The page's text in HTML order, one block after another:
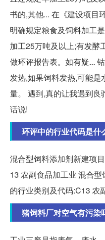
书的,其他... 在《建设项目
明确规定粮食及饲料加工
加工25万吨及以上;有发酵
做环评报告表。如有疑...
发热,如果饲料发热,可能
量。 遇到,真的让我遇到
话说!
环评中的行业代码是什
混合型饲料添加剂新建项
13 农副食品加工业 混合
的行业类别及代码:C13 农
猪饲料厂对空气有污染